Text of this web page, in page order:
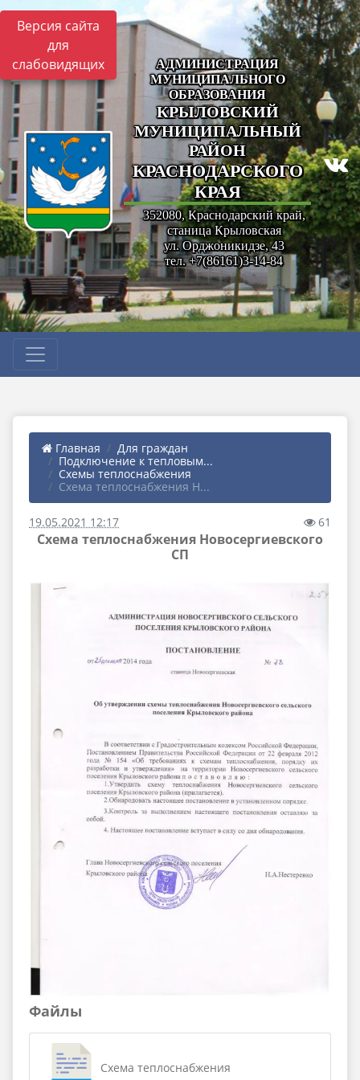
Версия сайта
для
слабовидящих
АДМИНИСТРАЦИЯ
МУНИЦИПАЛЬНОГО
ОБРАЗОВАНИЯ
КРЫЛОВСКИЙ
МУНИЦИПАЛЬНЫЙ
РАЙОН
КРАСНОДАРСКОГО
КРАЯ
352080, Краснодарский край,
станица Крыловская
ул. Орджоникидзе, 43
тел. +7(86161)3-14-84
Главная
Для граждан
Подключение к тепловым...
Схемы теплоснабжения
Схема теплоснабжения Н...
19.05.2021 12:17 61
Схема теплоснабжения Новосергиевского
СП
Файлы
Схема теплоснабжения